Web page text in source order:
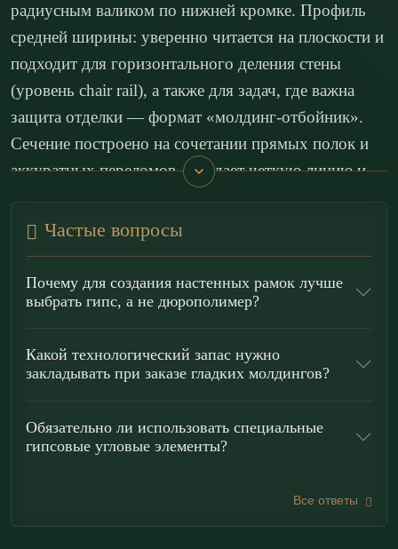
радиусным валиком по нижней кромке. Профиль
средней ширины: уверенно читается на плоскости и
подходит для горизонтального деления стены
(уровень chair rail), а также для задач, где важна
защита отделки — формат «молдинг-отбойник».
Сечение построено на сочетании прямых полок и
аккуратных переломов, что дает четкую линию и
По стилистике профиль органично работает в
дисциплинируют геометрию стен, а радиус
пластичным. Молдинг удобен длязонирования
пространства, для аккуратного перехода между
строгихрамок из молдингов — от классических
панелей до современных прямоугольных карт на
Преимущества гипсовых молдингов
Частые вопросы
Почему для создания настенных рамок лучше
выбрать гипс, а не дюрополимер?
Какой технологический запас нужно
закладывать при заказе гладких молдингов?
Обязательно ли использовать специальные
гипсовые угловые элементы?
Все ответы